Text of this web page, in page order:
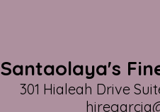
Santaolaya's
301 Hialeah Drive